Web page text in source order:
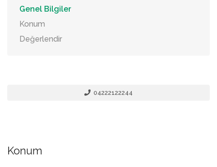
Genel Bilgiler
Konum
Değerlendir
04222122244
Konum